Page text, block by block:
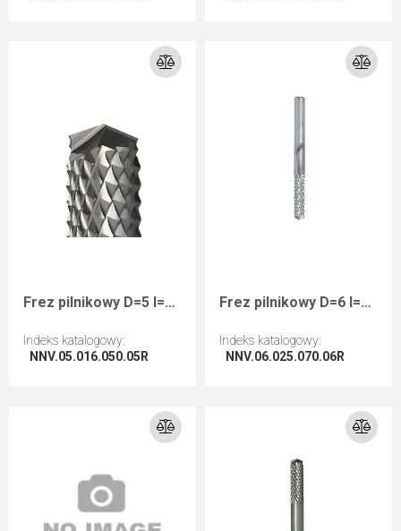
Frez pilnikowy D=5 I=16 L=50 S=5 RH zgrubny ostrze wiercące
Indeks katalogowy:
NNV.05.016.050.05R
Frez pilnikowy D=6 I=25 L=70 S=6 RH zgrubny ostrze wiercące
Indeks katalogowy:
NNV.06.025.070.06R